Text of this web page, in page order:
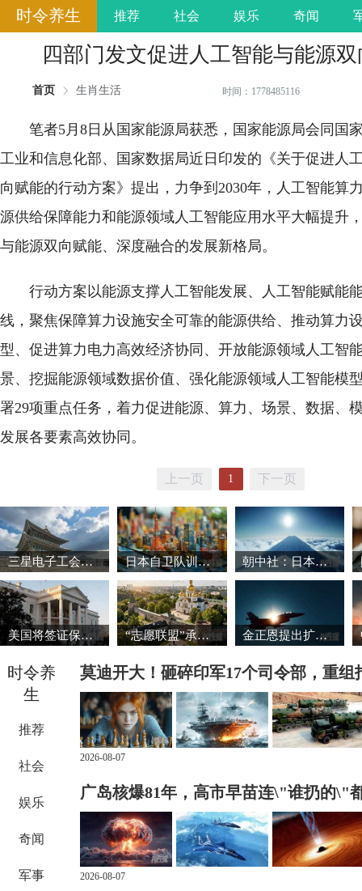
时令养生 推荐 社会 娱乐 奇闻
四部门发文促进人工智能与能源
首页 生肖生活 时间：1778485116
笔者5月8日从国家能源局获悉，国家能源局会同国
工业和信息化部、国家数据局近日印发的《关于促进人
向赋能的行动方案》提出，力争到2030年，人工智能算
源供给保障能力和能源领域人工智能应用水平大幅提升
与能源双向赋能、深度融合的发展新格局。
行动方案以能源支撑人工智能发展、人工智能赋能
线，聚焦保障算力设施安全可靠的能源供给、推动算力
型、促进算力电力高效经济协同、开放能源领域人工智
景、挖掘能源领域数据价值、强化能源领域人工智能模
署29项重点任务，着力促进能源、算力、场景、数据、
发展各要素高效协同。
上一页 1 下一页
三星电子工会暂缓罢工 韩国股市强劲反弹 日本自卫队训练场爆炸事故致3死1重伤 朝中社：日本推动军国主义复活将触碰“红线”
美国将签证保证金国家名单扩大至38国 “志愿联盟”承诺向乌克兰提供安全保障 金正恩提出扩大导弹生产能力的必要性
时令养
生
推荐
社会
娱乐
奇闻
军事
莫迪开大！砸碎印军17个司令部，重组
2026-08-07
广岛核爆81年，高市早苗连\"谁扔的\"
2026-08-07